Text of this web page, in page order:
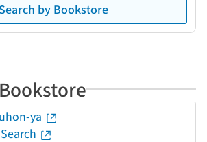
Search by Bookstore
ya